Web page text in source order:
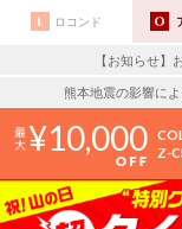
ロコンド
【お知らせ】
熊本地震の影響に
10,000
Z-